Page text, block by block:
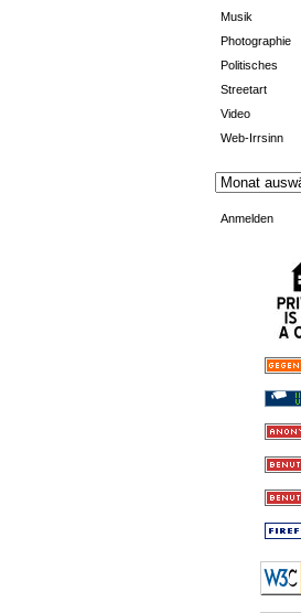
Musik
Photographie
Politisches
Streetart
Video
Web-Irrsinn
Anmelden